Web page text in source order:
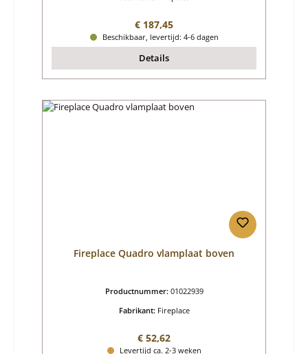
Normale prijs:
€ 187,45
Beschikbaar, levertijd: 4-6 dagen
Details
Fireplace Quadro vlamplaat boven
Productnummer: 01022939
Fabrikant: Fireplace
Normale prijs:
€ 52,62
Levertijd ca. 2-3 weken